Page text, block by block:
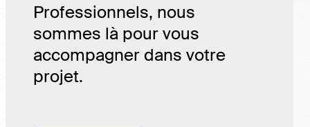
Professionnels, nous
sommes là pour vous
accompagner dans votre
projet.